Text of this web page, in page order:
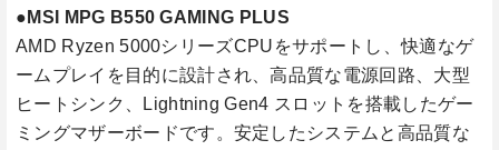
●MSI MPG B550 GAMING PLUS
AMD Ryzen 5000シリーズCPUをサポートし、快適なゲ
ームプレイを目的に設計され、高品質な電源回路、大型
ヒートシンク、Lightning Gen4 スロットを搭載したゲー
ミングマザーボードです。安定したシステムと高品質な